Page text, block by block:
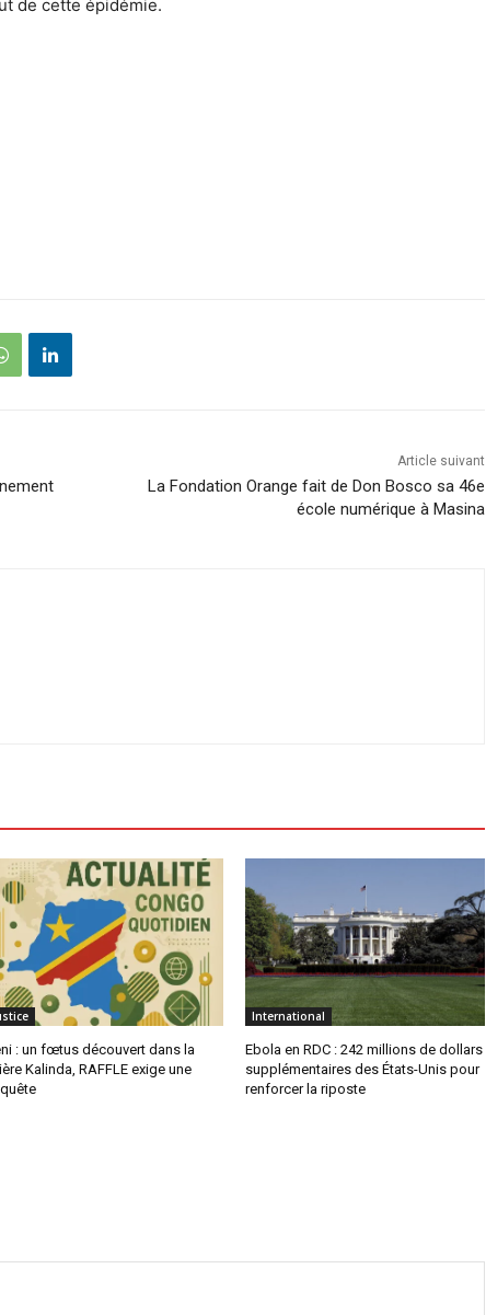
de cette épidémie.
Article suivant
La Fondation Orange fait de Don Bosco sa 46e
école numérique à Masina
: un fœtus découvert dans la
Kalinda, RAFFLE exige une
International
Ebola en RDC : 242 millions de dollars
supplémentaires des États-Unis pour
renforcer la riposte